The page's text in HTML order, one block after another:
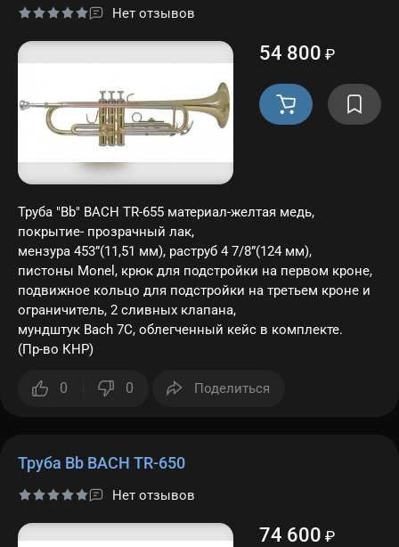
Нет отзывов
54 800 ₽
Труба "Bb" BACH TR-655 материал-желтая медь,
покрытие- прозрачный лак,
мензура 453”(11,51 мм), раструб 4 7/8”(124 мм),
пистоны Monel, крюк для подстройки на первом кроне,
подвижное кольцо для подстройки на третьем кроне и
ограничитель, 2 сливных клапана,
мундштук Bach 7C, облегченный кейс в комплекте.
(Пр-во КНР)
0 0 Поделиться
Труба Bb BACH TR-650
Нет отзывов
74 600 ₽